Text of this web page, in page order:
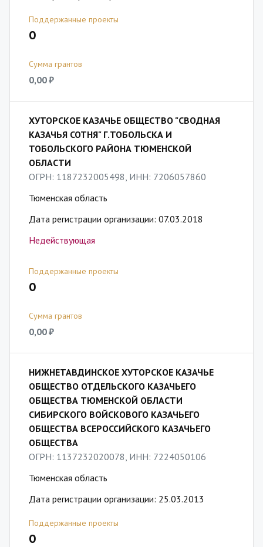
Поддержанные проекты
0
Сумма грантов
0,00 ₽
ХУТОРСКОЕ КАЗАЧЬЕ ОБЩЕСТВО "СВОДНАЯ
КАЗАЧЬЯ СОТНЯ" Г.ТОБОЛЬСКА И
ТОБОЛЬСКОГО РАЙОНА ТЮМЕНСКОЙ
ОБЛАСТИ
ОГРН: 1187232005498, ИНН: 7206057860
Тюменская область
Дата регистрации организации: 07.03.2018
Недействующая
Поддержанные проекты
0
Сумма грантов
0,00 ₽
НИЖНЕТАВДИНСКОЕ ХУТОРСКОЕ КАЗАЧЬЕ
ОБЩЕСТВО ОТДЕЛЬСКОГО КАЗАЧЬЕГО
ОБЩЕСТВА ТЮМЕНСКОЙ ОБЛАСТИ
СИБИРСКОГО ВОЙСКОВОГО КАЗАЧЬЕГО
ОБЩЕСТВА ВСЕРОССИЙСКОГО КАЗАЧЬЕГО
ОБЩЕСТВА
ОГРН: 1137232020078, ИНН: 7224050106
Тюменская область
Дата регистрации организации: 25.03.2013
Поддержанные проекты
0